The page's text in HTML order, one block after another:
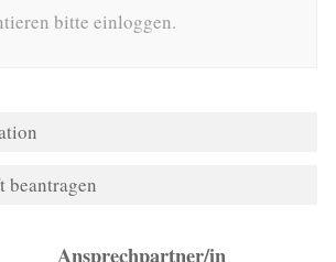
bitte einloggen.
Ansprechpartner/in